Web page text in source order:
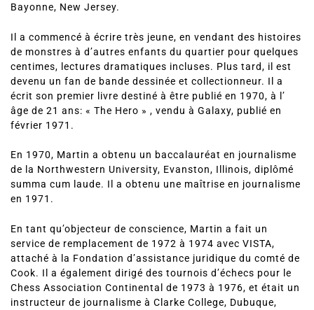
Bayonne, New Jersey.
Il a commencé à écrire très jeune, en vendant des histoires
de monstres à d’autres enfants du quartier pour quelques
centimes, lectures dramatiques incluses. Plus tard, il est
devenu un fan de bande dessinée et collectionneur. Il a
écrit son premier livre destiné à être publié en 1970, à l’
âge de 21 ans: « The Hero » , vendu à Galaxy, publié en
février 1971.
En 1970, Martin a obtenu un baccalauréat en journalisme
de la Northwestern University, Evanston, Illinois, diplômé
summa cum laude. Il a obtenu une maîtrise en journalisme
en 1971.
En tant qu’objecteur de conscience, Martin a fait un
service de remplacement de 1972 à 1974 avec VISTA,
attaché à la Fondation d’assistance juridique du comté de
Cook. Il a également dirigé des tournois d’échecs pour le
Chess Association Continental de 1973 à 1976, et était un
instructeur de journalisme à Clarke College, Dubuque,